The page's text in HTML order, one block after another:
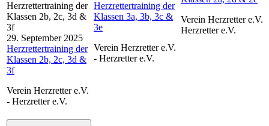
Herzrettertraining der
Klassen 2b, 2c, 3d &
3f
29. September 2025
Herzrettertraining der
Klassen 2b, 2c, 3d &
3f
Verein Herzretter e.V.
- Herzretter e.V.
Herzrettertraining der
Klassen 3a, 3b, 3c &
3e
Verein Herzretter e.V.
- Herzretter e.V.
Verein Herzretter e.V. -
Herzretter e.V.